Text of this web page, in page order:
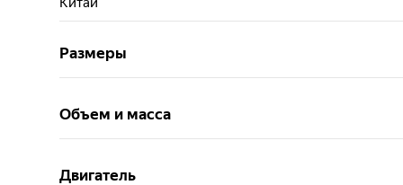
Размеры
Объем и масса
Двигатель